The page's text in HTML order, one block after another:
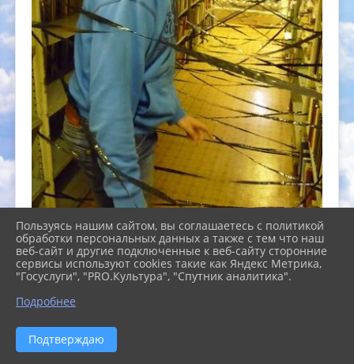
Пользуясь нашим сайтом, вы соглашаетесь с политикой
обработки персональных данных а также с тем что наш
веб-сайт и другие подключенные к веб-сайту сторонние
сервисы используют cookies такие как Яндекс Метрика,
"Госуслуги", "PRO.Культура", "Спутник аналитика".
Подробнее
Подтверждаю